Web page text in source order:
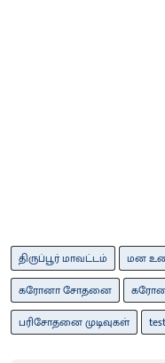
திருப்பூர் மாவட்டம் மன
கரோனா சோதனை
பரிசோதனை முடிவுகள்